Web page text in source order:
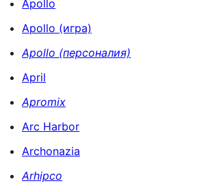
Apollo
Apollo (игра)
Apollo (персоналия)
April
Apromix
Arc Harbor
Archonazia
Arhipco